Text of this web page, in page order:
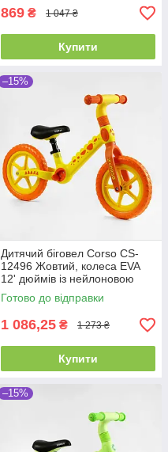
869 ₴ 1 047 ₴
Купити
–15%
Дитячий біговел Corso CS-
12496 Жовтий, колеса EVA
12' дюймів із нейлоновою
рамою та вилкою, велобіг
Готово до відправки
1 086,25 ₴ 1 273 ₴
Купити
–15%